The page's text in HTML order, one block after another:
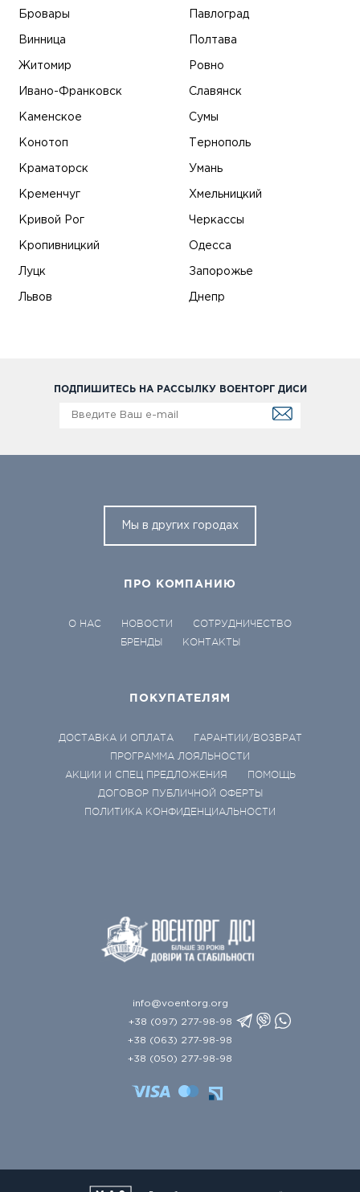
Бровары
Винница
Житомир
Ивано-Франковск
Каменское
Конотоп
Краматорск
Кременчуг
Кривой Рог
Кропивницкий
Луцк
Львов
Павлоград
Полтава
Ровно
Славянск
Сумы
Тернополь
Умань
Хмельницкий
Черкассы
Одесса
Запорожье
Днепр
ПОДПИШИТЕСЬ НА РАССЫЛКУ ВОЕНТОРГ ДИСИ
Мы в других городах
ПРО КОМПАНИЮ
О НАС НОВОСТИ
СОТРУДНИЧЕСТВО
БРЕНДЫ
КОНТАКТЫ
ПОКУПАТЕЛЯМ
ДОСТАВКА И ОПЛАТА
ГАРАНТИИ/ВОЗВРАТ
ПРОГРАММА ЛОЯЛЬНОСТИ
АКЦИИ И СПЕЦ ПРЕДЛОЖЕНИЯ
ПОМОЩЬ
ДОГОВОР ПУБЛИЧНОЙ ОФЕРТЫ
ПОЛИТИКА КОНФИДЕНЦИАЛЬНОСТИ
info@voentorg.org
+38 (097) 277-98-98
+38 (063) 277-98-98
+38 (050) 277-98-98